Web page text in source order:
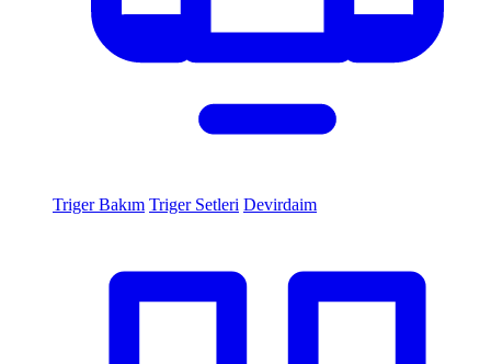
Triger Bakım Triger Setleri Devirdaim